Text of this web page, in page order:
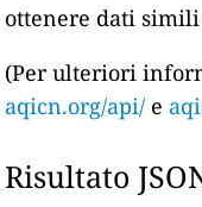
ottenere dati
(Per ulteriori
aqicn.org/api/ e
Risultato